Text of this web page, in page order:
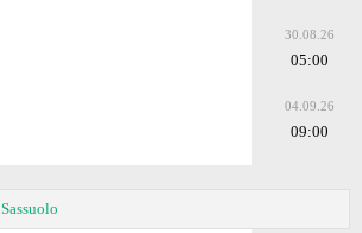
30.08.26
05:00
04.09.26
09:00
Sassuolo